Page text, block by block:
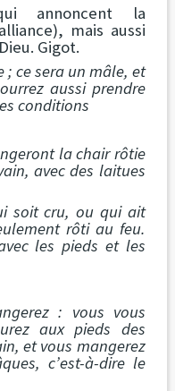
annoncent la
mais aussi
Gigot.
; ce sera un mâle, et
aussi prendre
conditions
la chair rôtie
avec des laitues
soit cru, ou qui ait
rôti au feu.
les pieds et les
: vous vous
aux pieds des
et vous mangerez
c’est-à-dire le